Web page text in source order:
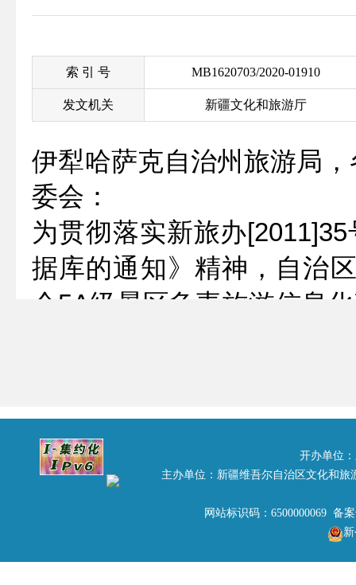
索 引 号 MB1620703/2020-01910
发文机关 新疆文化和旅游厅
伊犁哈萨克自治州旅游局
委会：
为贯彻落实新旅办
据库的通知》精神，自治
个5A级景区负责旅游信息
针对以往信息报送工作
对公文写作进行培训；针
题，由自治区计算机培训
的使用以及图形图
PHOTOSHOP的使用进行
开办单位
主办单位：新疆维吾尔自治区文化和
网站标识码：6500000069 备